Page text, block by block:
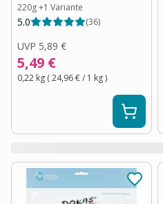
220g+1 Variante
5.0 (36)
UVP 5,89 €
5,49 €
0,22 kg (24,96 €/ 1 kg)